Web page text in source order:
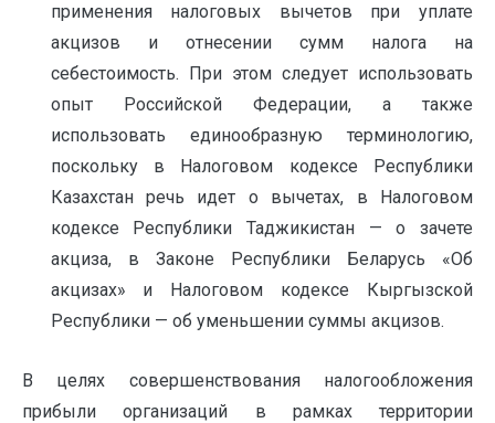
применения налоговых вычетов при уплате
акцизов и отнесении сумм налога на
себестоимость. При этом следует использовать
опыт Российской Федерации, а также
использовать единообразную терминологию,
поскольку в Налоговом кодексе Республики
Казахстан речь идет о вычетах, в Налоговом
кодексе Республики Таджикистан — о зачете
акциза, в Законе Республики Беларусь «Об
акцизах» и Налоговом кодексе Кыргызской
Республики — об уменьшении суммы акцизов.
В целях совершенствования налогообложения
прибыли организаций в рамках территории